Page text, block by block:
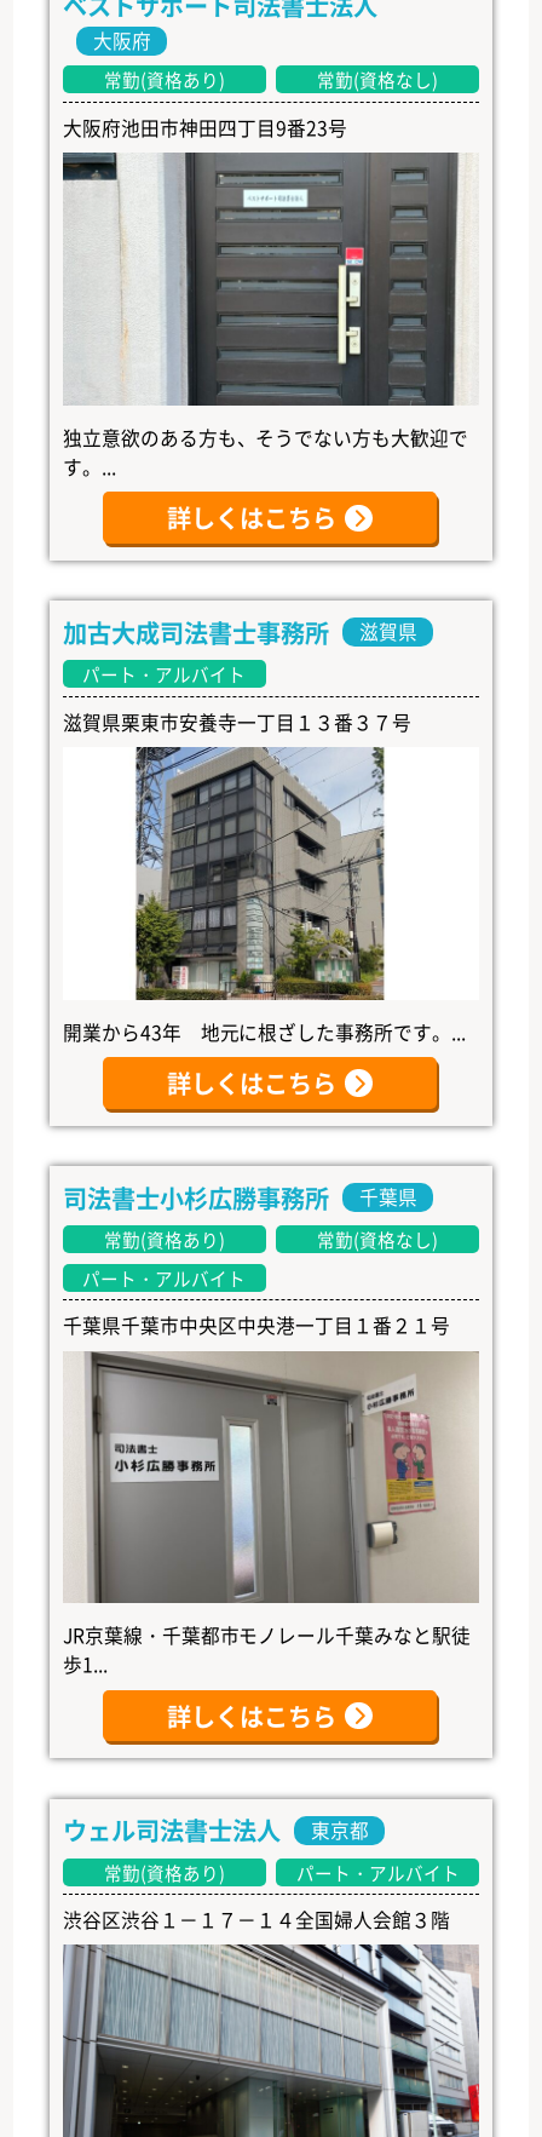
大阪府
常勤(資格あり) 常勤(資格なし)
大阪府池田市神田四丁目9番23号
独立意欲のある方も、そうでない方も大歓迎で
す。...
詳しくはこちら
加古大成司法書士事務所 滋賀県
パート・アルバイト
滋賀県栗東市安養寺一丁目１３番３７号
開業から43年 地元に根ざした事務所です。...
詳しくはこちら
司法書士小杉広勝事務所 千葉県
常勤(資格あり)
常勤(資格なし)
パート・アルバイト
千葉県千葉市中央区中央港一丁目１番２１号
JR京葉線・千葉都市モノレール千葉みなと駅徒
歩1...
詳しくはこちら
ウェル司法書士法人 東京都
常勤(資格あり) パート・アルバイト
渋谷区渋谷１－１７－１４全国婦人会館３階